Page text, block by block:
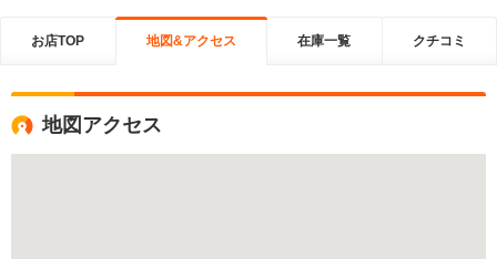
お店TOP 地図&アクセス 在庫一覧 クチコミ
地図アクセス